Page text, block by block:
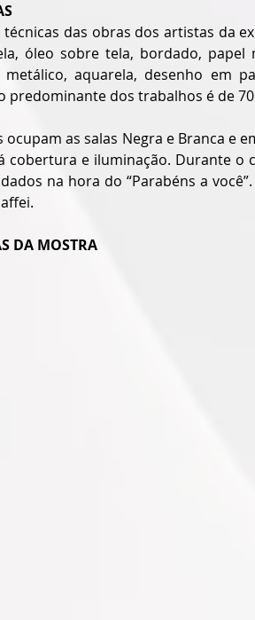
técnicas das obras dos artistas da
óleo sobre tela, bordado, papel
aquarela, desenho em
predominante dos trabalhos é de 70
ocupam as salas Negra e Branca e
cobertura e iluminação. Durante o
na hora do “Parabéns a
DA MOSTRA